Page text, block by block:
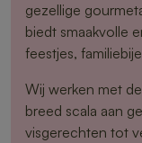
gezellige
biedt smaakvolle
feestjes,
Wij werken met
breed scala aan
visgerechten tot